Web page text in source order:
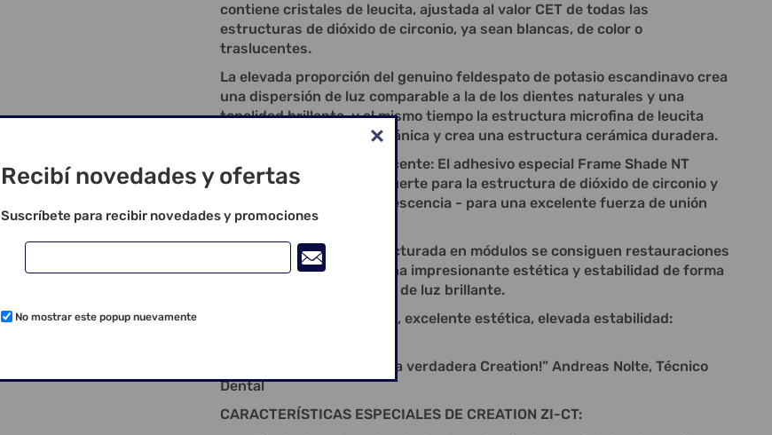
contiene cristales de leucita, ajustada al valor CET de todas las
estructuras de dióxido de circonio, ya sean blancas, de color o
traslucentes.
La elevada proporción del genuino feldespato de potasio escandinavo crea
una dispersión de luz comparable a la de los dientes naturales y una
tonalidad brillante, y al mismo tiempo la estructura microfina de leucita
mejora la resistencia mecánica y crea una estructura cerámica duradera.
Fascinantemente fluorescente: El adhesivo especial Frame Shade NT
garantiza una adhesión fuerte para la estructura de dióxido de circonio y
aumenta con ello su fluorescencia - para una excelente fuerza de unión
sin tensiones.
Con Creation ZI-CT estructurada en módulos se consiguen restauraciones
en dióxido de titanio de una impresionante estética y estabilidad de forma
y una dinámica y reflexión de luz brillante.
Fusión a alta temperatura, excelente estética, elevada estabilidad:
“Discretamente bella - una verdadera Creation!” Andreas Nolte, Técnico
Dental
CARACTERÍSTICAS ESPECIALES DE CREATION ZI-CT:
Recibí novedades y ofertas
Suscríbete para recibir novedades y promociones
No mostrar este popup nuevamente